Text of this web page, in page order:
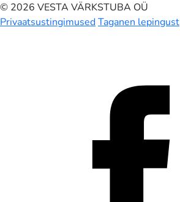
© 2026 VESTA VÄRKSTUBA OÜ
PrivaatsustingimusedTaganen lepingust